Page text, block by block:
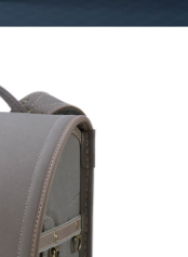
モチーフ